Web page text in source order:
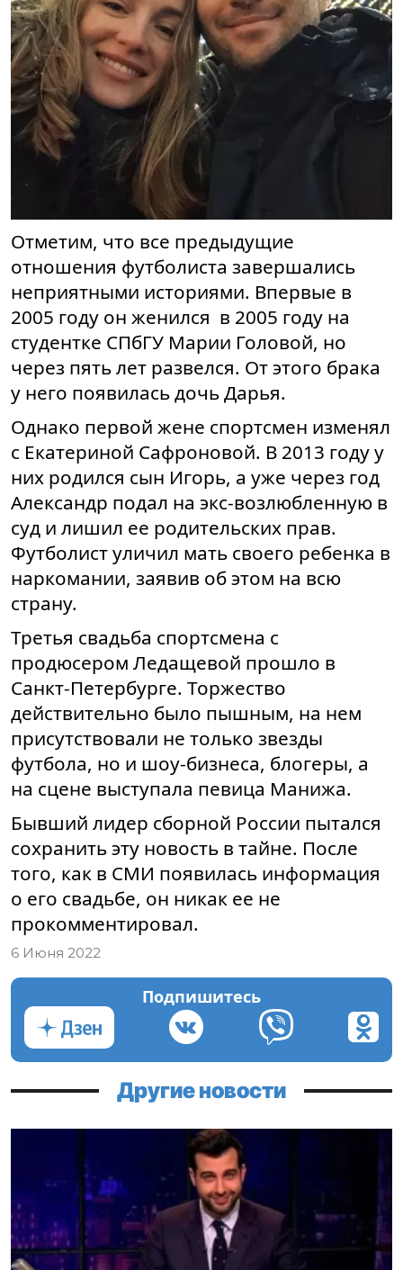
Отметим, что все предыдущие
отношения футболиста завершались
неприятными историями. Впервые в
2005 году он женился в 2005 году на
студентке СПбГУ Марии Головой, но
через пять лет развелся. От этого брака
у него появилась дочь Дарья.
Однако первой жене спортсмен изменял
с Екатериной Сафроновой. В 2013 году у
них родился сын Игорь, а уже через год
Александр подал на экс-возлюбленную в
суд и лишил ее родительских прав.
Футболист уличил мать своего ребенка в
наркомании, заявив об этом на всю
страну.
Третья свадьба спортсмена с
продюсером Ледащевой прошло в
Санкт-Петербурге. Торжество
действительно было пышным, на нем
присутствовали не только звезды
футбола, но и шоу-бизнеса, блогеры, а
на сцене выступала певица Манижа.
Бывший лидер сборной России пытался
сохранить эту новость в тайне. После
того, как в СМИ появилась информация
о его свадьбе, он никак ее не
прокомментировал.
6 Июня 2022
Подпишитесь
Другие новости